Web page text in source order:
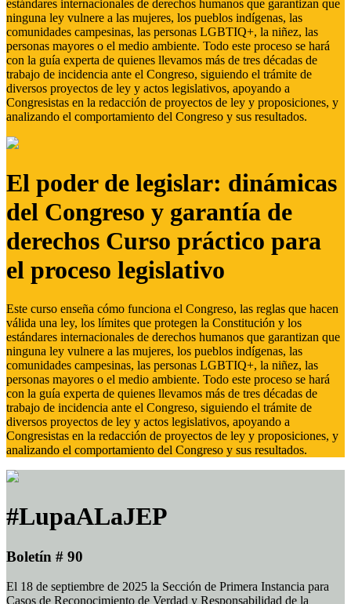
estándares internacionales de derechos humanos que garantizan que
ninguna ley vulnere a las mujeres, los pueblos indígenas, las
comunidades campesinas, las personas LGBTIQ+, la niñez, las
personas mayores o el medio ambiente. Todo este proceso se hará
con la guía experta de quienes llevamos más de tres décadas de
trabajo de incidencia ante el Congreso, siguiendo el trámite de
diversos proyectos de ley y actos legislativos, apoyando a
Congresistas en la redacción de proyectos de ley y proposiciones, y
analizando el comportamiento del Congreso y sus resultados.
El poder de legislar: dinámicas
del Congreso y garantía de
derechos Curso práctico para
el proceso legislativo
Este curso enseña cómo funciona el Congreso, las reglas que hacen
válida una ley, los límites que protegen la Constitución y los
estándares internacionales de derechos humanos que garantizan que
ninguna ley vulnere a las mujeres, los pueblos indígenas, las
comunidades campesinas, las personas LGBTIQ+, la niñez, las
personas mayores o el medio ambiente. Todo este proceso se hará
con la guía experta de quienes llevamos más de tres décadas de
trabajo de incidencia ante el Congreso, siguiendo el trámite de
diversos proyectos de ley y actos legislativos, apoyando a
Congresistas en la redacción de proyectos de ley y proposiciones, y
analizando el comportamiento del Congreso y sus resultados.
#LupaALaJEP
Boletín # 90
El 18 de septiembre de 2025 la Sección de Primera Instancia para
Casos de Reconocimiento de Verdad y Responsabilidad de la